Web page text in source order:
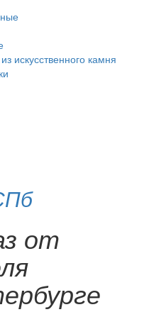
искусственного камня
от